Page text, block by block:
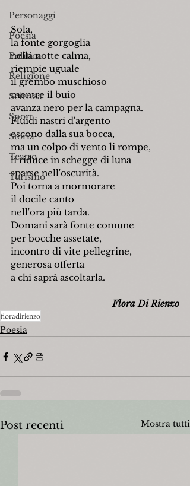
Personaggi
Poesia
Politica
Religione
Scienza
Sport
Storia
Teatro
Turismo
Sola,
la fonte gorgoglia
nella notte calma,
riempie uguale
il grembo muschioso
mentre il buio
avanza nero per la campagna.
Fluidi nastri d'argento
escono dalla sua bocca,
ma un colpo di vento li rompe,
li riduce in schegge di luna
sparse nell'oscurità.
Poi torna a mormorare
il docile canto
nell'ora più tarda.
Domani sarà fonte comune
per bocche assetate,
incontro di vite pellegrine,
generosa offerta
a chi saprà ascoltarla.
Flora Di Rienzo
floradirienzo
Poesia
Post recenti Mostra tutti